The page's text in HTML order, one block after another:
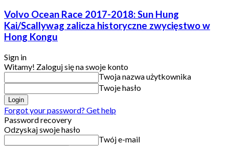
Volvo Ocean Race 2017-2018: Sun Hung
Kai/Scallywag zalicza historyczne zwycięstwo w
Hong Kongu
Sign in
Witamy! Zaloguj się na swoje konto
Twoja nazwa użytkownika
Twoje hasło
Forgot your password? Get help
Password recovery
Odzyskaj swoje hasło
Twój e-mail